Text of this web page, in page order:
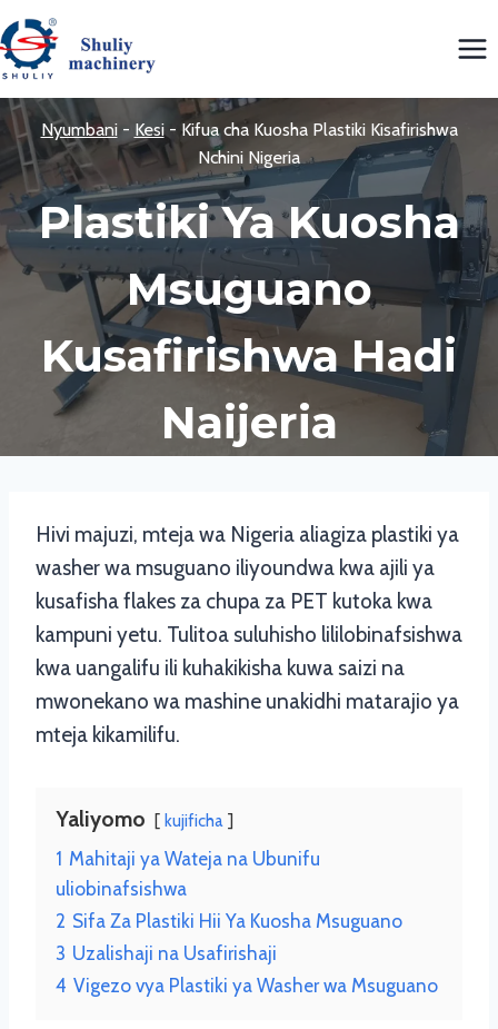
Skip
to
content
Nyumbani- Kesi- Kifua cha Kuosha Plastiki Kisafirishwa
Nchini Nigeria
Plastiki Ya Kuosha
Msuguano
Kusafirishwa Hadi
Naijeria
Hivi majuzi, mteja wa Nigeria aliagiza plastiki ya
washer wa msuguano iliyoundwa kwa ajili ya
kusafisha flakes za chupa za PET kutoka kwa
kampuni yetu. Tulitoa suluhisho lililobinafsishwa
kwa uangalifu ili kuhakikisha kuwa saizi na
mwonekano wa mashine unakidhi matarajio ya
mteja kikamilifu.
Yaliyomo kujificha
1 Mahitaji ya Wateja na Ubunifu
uliobinafsishwa
2 Sifa Za Plastiki Hii Ya Kuosha Msuguano
3 Uzalishaji na Usafirishaji
4 Vigezo vya Plastiki ya Washer wa Msuguano